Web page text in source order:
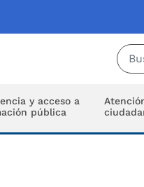
y acceso a
pública